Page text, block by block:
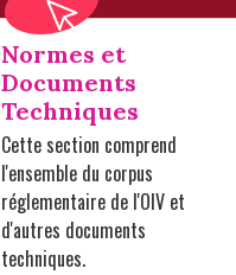
Normes et
Documents
Techniques
Cette section comprend
l'ensemble du corpus
réglementaire de l'OIV et
d'autres documents
techniques.